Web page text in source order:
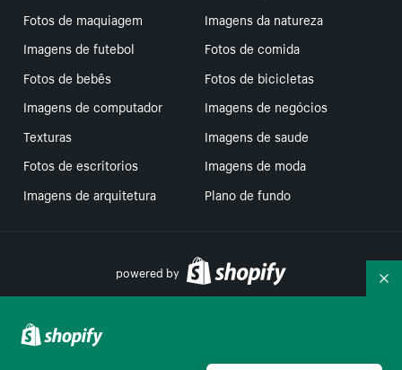
Fotos de maquiagem
Imagens da natureza
Imagens de futebol
Fotos de comida
Fotos de bebês
Fotos de bicicletas
Imagens de computador
Imagens de negócios
Texturas
Imagens de saude
Fotos de escritorios
Imagens de moda
Imagens de arquitetura
Plano de fundo
powered by
Suas escolhas de privacidade